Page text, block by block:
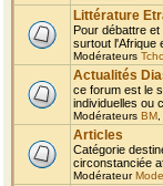
Littérature
Pour débattre
surtout l'Afrique
Modérateurs
Actualités
ce forum est le
individuelles ou
Modérateurs BM
Articles
Catégorie
circonstanciée
Modérateur